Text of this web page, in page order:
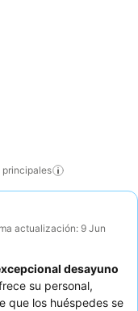
principales
actualización: 9 Jun
desayuno
su personal,
que los huéspedes se